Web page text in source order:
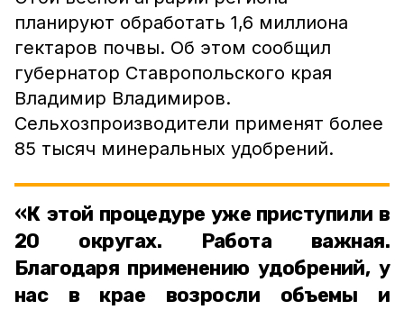
планируют обработать 1,6 миллиона
гектаров почвы. Об этом сообщил
губернатор Ставропольского края
Владимир Владимиров.
Сельхозпроизводители применят более
85 тысяч минеральных удобрений.
«К этой процедуре уже приступили в
20 округах. Работа важная.
Благодаря применению удобрений, у
нас в крае возросли объемы и